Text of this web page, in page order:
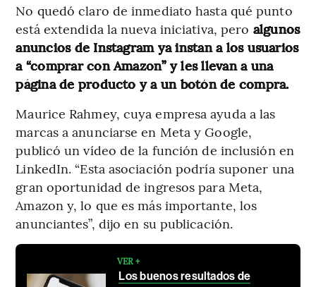
No quedó claro de inmediato hasta qué punto
está extendida la nueva iniciativa, pero algunos
anuncios de Instagram ya instan a los usuarios
a “comprar con Amazon” y les llevan a una
página de producto y a un botón de compra.
Maurice Rahmey, cuya empresa ayuda a las
marcas a anunciarse en Meta y Google,
publicó un vídeo de la función de inclusión en
LinkedIn. “Esta asociación podría suponer una
gran oportunidad de ingresos para Meta,
Amazon y, lo que es más importante, los
anunciantes”, dijo en su publicación.
VER +
Los buenos resultados de